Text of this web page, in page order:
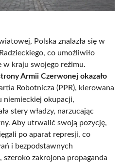
Polska znalazła się w
co umożliwiło
kraju swojego reżimu.
Armii Czerwonej okazało
Robotnicza (PPR), kierowana
niemieckiej okupacji,
stery władzy, narzucając
Aby utrwalić swoją pozycję,
po aparat represji, co
i bezpodstawnych
szeroko zakrojona propaganda